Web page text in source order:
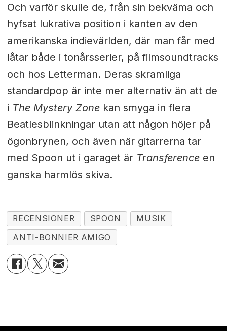
Och varför skulle de, från sin bekväma och
hyfsat lukrativa position i kanten av den
amerikanska indievärlden, där man får med
låtar både i tonårsserier, på filmsoundtracks
och hos Letterman. Deras skramliga
standardpop är inte mer alternativ än att de
i The Mystery Zonekan smyga in flera
Beatlesblinkningar utan att någon höjer på
ögonbrynen, och även när gitarrerna tar
med Spoon ut i garaget är Transference en
ganska harmlös skiva.
RECENSIONER SPOON
MUSIK
ANTI-BONNIER AMIGO